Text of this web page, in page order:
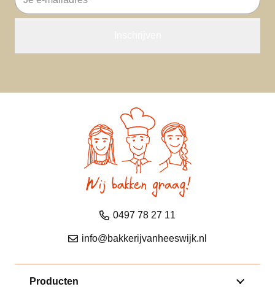
mailadres
0497 78 27 11
info@bakkerijvanheeswijk.nl
Producten